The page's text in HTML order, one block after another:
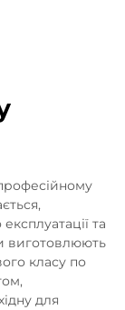
та
виготовлюють
класу по
для